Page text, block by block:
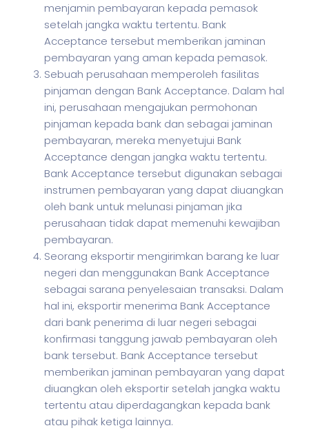
menjamin pembayaran kepada pemasok
setelah jangka waktu tertentu. Bank
Acceptance tersebut memberikan jaminan
pembayaran yang aman kepada pemasok.
Sebuah perusahaan memperoleh fasilitas
pinjaman dengan Bank Acceptance. Dalam hal
ini, perusahaan mengajukan permohonan
pinjaman kepada bank dan sebagai jaminan
pembayaran, mereka menyetujui Bank
Acceptance dengan jangka waktu tertentu.
Bank Acceptance tersebut digunakan sebagai
instrumen pembayaran yang dapat diuangkan
oleh bank untuk melunasi pinjaman jika
perusahaan tidak dapat memenuhi kewajiban
pembayaran.
Seorang eksportir mengirimkan barang ke luar
negeri dan menggunakan Bank Acceptance
sebagai sarana penyelesaian transaksi. Dalam
hal ini, eksportir menerima Bank Acceptance
dari bank penerima di luar negeri sebagai
konfirmasi tanggung jawab pembayaran oleh
bank tersebut. Bank Acceptance tersebut
memberikan jaminan pembayaran yang dapat
diuangkan oleh eksportir setelah jangka waktu
tertentu atau diperdagangkan kepada bank
atau pihak ketiga lainnya.